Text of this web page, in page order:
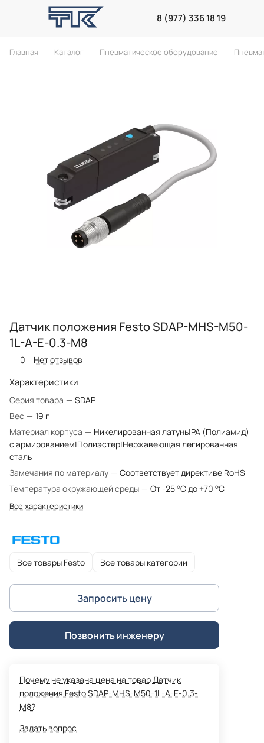
8 (977) 336 18 19
Главная Каталог Пневматическое оборудование
Датчик положения Festo SDAP-MHS-M50-
1L-A-E-0.3-M8
0 Нет отзывов
Характеристики
Серия товара — SDAP
Вес — 19 г
Материал корпуса — Никелированная латунь|PA (Полиамид)
с армированием|Полиэстер|Нержавеющая легированная
сталь
Замечания по материалу — Соответствует директиве RoHS
Температура окружающей среды — От -25 °C до +70 °C
Все характеристики
Все товары Festo Все товары категории
Запросить цену
Позвонить инженеру
Почему не указана цена на товар Датчик
положения Festo SDAP-MHS-M50-1L-A-E-0.3-
M8?
Задать вопрос